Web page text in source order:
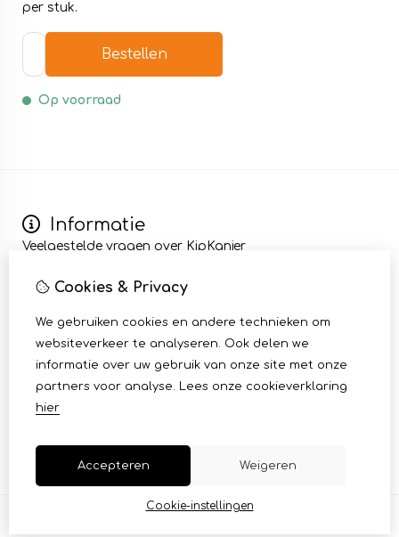
per stuk.
Bestellen
Op voorraad
Informatie
Veelgestelde vragen over KipKanjer
Kip bezorgen en afhalen
Mijn account
Klantenservice
Contact
Cookies & Privacy
We gebruiken cookies en andere technieken om
websiteverkeer te analyseren. Ook delen we
informatie over uw gebruik van onze site met onze
partners voor analyse. Lees onze cookieverklaring
hier
Accepteren Weigeren
Cookie-instellingen